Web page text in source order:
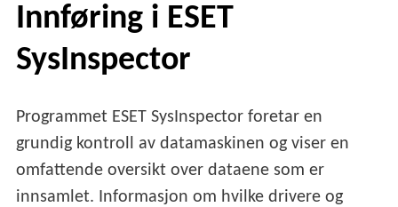
Innføring i ESET
SysInspector
Programmet ESET SysInspector foretar en
grundig kontroll av datamaskinen og viser en
omfattende oversikt over dataene som er
innsamlet. Informasjon om hvilke drivere og